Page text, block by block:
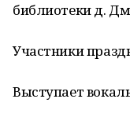
библиотеки д.
Участники
Выступает